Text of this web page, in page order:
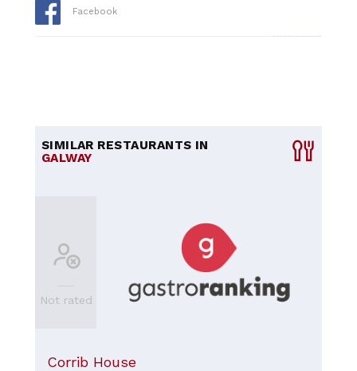
Facebook
SIMILAR RESTAURANTS IN
GALWAY
Not rated
Corrib House